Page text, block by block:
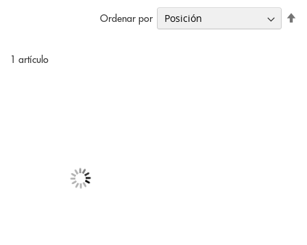
1 artículo
Ordenar por